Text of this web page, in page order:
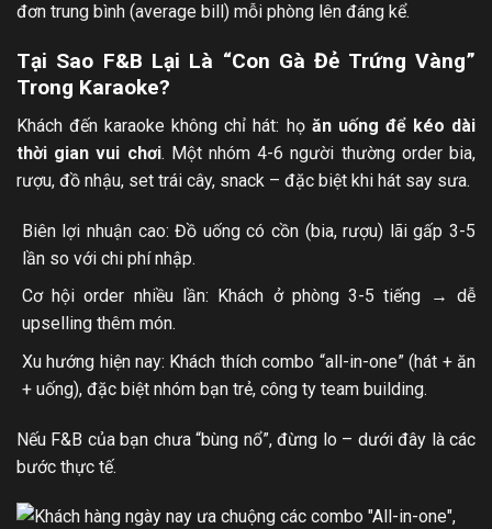
đơn trung bình (average bill) mỗi phòng lên đáng kể.
Tại Sao F&B Lại Là “Con Gà Đẻ Trứng Vàng”
Trong Karaoke?
Khách đến karaoke không chỉ hát: họ ăn uống để kéo dài
thời gian vui chơi. Một nhóm 4-6 người thường order bia,
rượu, đồ nhậu, set trái cây, snack – đặc biệt khi hát say sưa.
Biên lợi nhuận cao: Đồ uống có cồn (bia, rượu) lãi gấp 3-5
lần so với chi phí nhập.
Cơ hội order nhiều lần: Khách ở phòng 3-5 tiếng → dễ
upselling thêm món.
Xu hướng hiện nay: Khách thích combo “all-in-one” (hát + ăn
+ uống), đặc biệt nhóm bạn trẻ, công ty team building.
Nếu F&B của bạn chưa “bùng nổ”, đừng lo – dưới đây là các
bước thực tế.